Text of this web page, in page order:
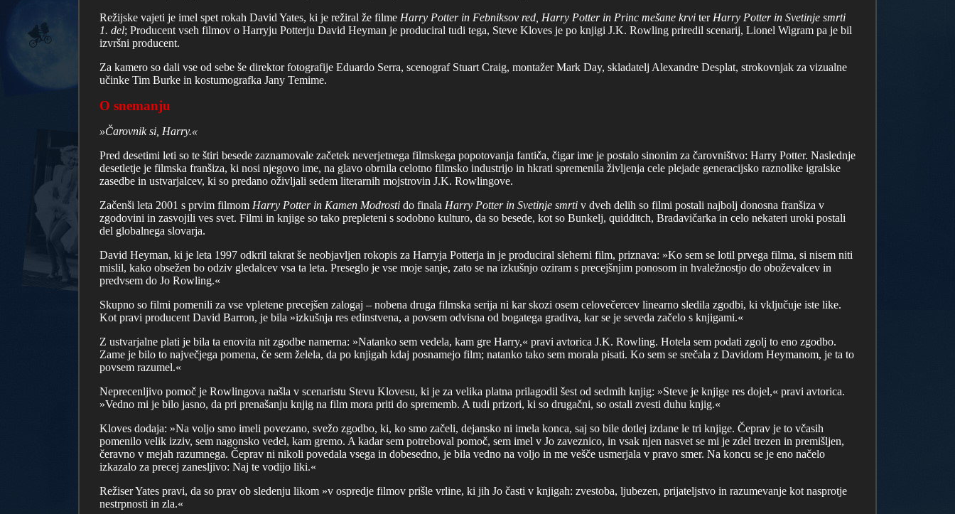
Režijske vajeti je imel spet rokah David Yates, ki je režiral že filme Harry Potter in Febniksov red, Harry Potter in Princ mešane krvi ter Harry Potter in Svetinje smrti
1. del; Producent vseh filmov o Harryju Potterju David Heyman je produciral tudi tega, Steve Kloves je po knjigi J.K. Rowling priredil scenarij, Lionel Wigram pa je bil
izvršni producent.
Za kamero so dali vse od sebe še direktor fotografije Eduardo Serra, scenograf Stuart Craig, montažer Mark Day, skladatelj Alexandre Desplat, strokovnjak za vizualne
učinke Tim Burke in kostumografka Jany Temime.
O snemanju
»Čarovnik si, Harry.«
Pred desetimi leti so te štiri besede zaznamovale začetek neverjetnega filmskega popotovanja fantiča, čigar ime je postalo sinonim za čarovništvo: Harry Potter. Naslednje
desetletje je filmska franšiza, ki nosi njegovo ime, na glavo obrnila celotno filmsko industrijo in hkrati spremenila življenja cele plejade generacijsko raznolike igralske
zasedbe in ustvarjalcev, ki so predano oživljali sedem literarnih mojstrovin J.K. Rowlingove.
Začenši leta 2001 s prvim filmom Harry Potter in Kamen Modrosti do finala Harry Potter in Svetinje smrti v dveh delih so filmi postali najbolj donosna franšiza v
zgodovini in zasvojili ves svet. Filmi in knjige so tako prepleteni s sodobno kulturo, da so besede, kot so Bunkelj, quidditch, Bradavičarka in celo nekateri uroki postali
del globalnega slovarja.
David Heyman, ki je leta 1997 odkril takrat še neobjavljen rokopis za Harryja Potterja in je produciral sleherni film, priznava: »Ko sem se lotil prvega filma, si nisem niti
mislil, kako obsežen bo odziv gledalcev vsa ta leta. Preseglo je vse moje sanje, zato se na izkušnjo oziram s precejšnjim ponosom in hvaležnostjo do oboževalcev in
predvsem do Jo Rowling.«
Skupno so filmi pomenili za vse vpletene precejšen zalogaj – nobena druga filmska serija ni kar skozi osem celovečercev linearno sledila zgodbi, ki vključuje iste like.
Kot pravi producent David Barron, je bila »izkušnja res edinstvena, a povsem odvisna od bogatega gradiva, kar se je seveda začelo s knjigami.«
Z ustvarjalne plati je bila ta enovita nit zgodbe namerna: »Natanko sem vedela, kam gre Harry,« pravi avtorica J.K. Rowling. Hotela sem podati zgolj to eno zgodbo.
Zame je bilo to največjega pomena, če sem želela, da po knjigah kdaj posnamejo film; natanko tako sem morala pisati. Ko sem se srečala z Davidom Heymanom, je ta to
povsem razumel.«
Neprecenljivo pomoč je Rowlingova našla v scenaristu Stevu Klovesu, ki je za velika platna prilagodil šest od sedmih knjig: »Steve je knjige res dojel,« pravi avtorica.
»Vedno mi je bilo jasno, da pri prenašanju knjig na film mora priti do sprememb. A tudi prizori, ki so drugačni, so ostali zvesti duhu knjig.«
Kloves dodaja: »Na voljo smo imeli povezano, svežo zgodbo, ki, ko smo začeli, dejansko ni imela konca, saj so bile dotlej izdane le tri knjige. Čeprav je to včasih
pomenilo velik izziv, sem nagonsko vedel, kam gremo. A kadar sem potreboval pomoč, sem imel v Jo zaveznico, in vsak njen nasvet se mi je zdel trezen in premišljen,
čeravno v mejah razumnega. Čeprav ni nikoli povedala vsega in dobesedno, je bila vedno na voljo in me vešče usmerjala v pravo smer. Na koncu se je eno načelo
izkazalo za precej zanesljivo: Naj te vodijo liki.«
Režiser Yates pravi, da so prav ob sledenju likom »v ospredje filmov prišle vrline, ki jih Jo časti v knjigah: zvestoba, ljubezen, prijateljstvo in razumevanje kot nasprotje
nestrpnosti in zla.«